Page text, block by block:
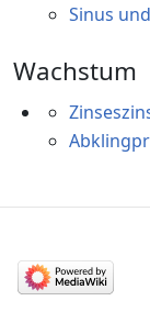
Sinus
Wachstum